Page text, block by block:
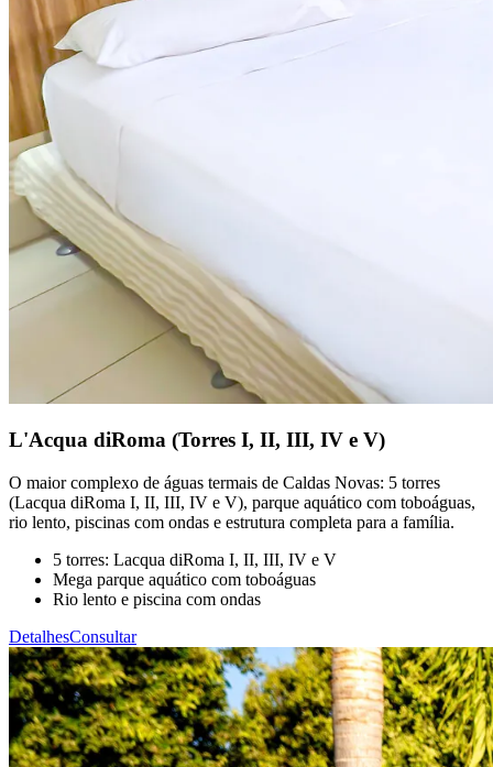
L'Acqua diRoma (Torres I, II, III, IV e V)
O maior complexo de águas termais de Caldas Novas: 5 torres
(Lacqua diRoma I, II, III, IV e V), parque aquático com toboáguas,
rio lento, piscinas com ondas e estrutura completa para a família.
5 torres: Lacqua diRoma I, II, III, IV e V
Mega parque aquático com toboáguas
Rio lento e piscina com ondas
DetalhesConsultar